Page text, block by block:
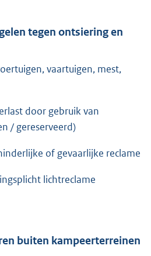
tegen ontsiering en
vaartuigen, mest,
door gebruik van
/ gereserveerd)
of gevaarlijke reclame
lichtreclame
buiten kampeerterreinen